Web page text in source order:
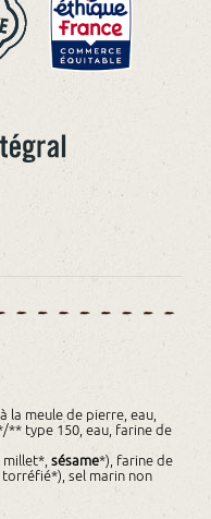
la meule de pierre, eau,
** type 150, eau, farine de
millet*,sésame*), farine de
sel marin non